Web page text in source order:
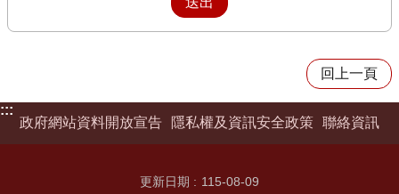
回上一頁
:::
政府網站資料開放宣告
隱私權及資訊安全政策 聯絡資訊
更新日期 115-08-09